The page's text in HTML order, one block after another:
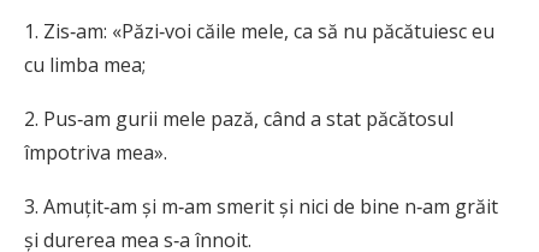
1. Zis‑am: «Păzi‑voi căile mele, ca să nu păcătuiesc eu
cu limba mea;
2. Pus‑am gurii mele pază, când a stat păcătosul
împotriva mea».
3. Amuțit‑am și m‑am smerit și nici de bine n‑am grăit
și durerea mea s‑a înnoit.